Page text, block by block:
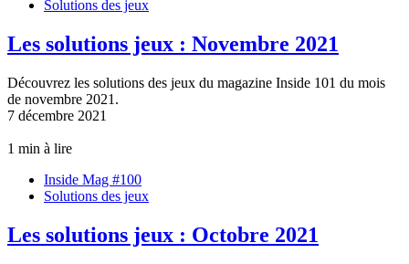
Solutions des jeux
Les solutions jeux : Novembre 2021
Découvrez les solutions des jeux du magazine Inside 101 du mois
de novembre 2021.
7 décembre 2021
1 min à lire
Inside Mag #100
Solutions des jeux
Les solutions jeux : Octobre 2021